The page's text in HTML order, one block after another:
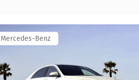
Mercedes-Benz